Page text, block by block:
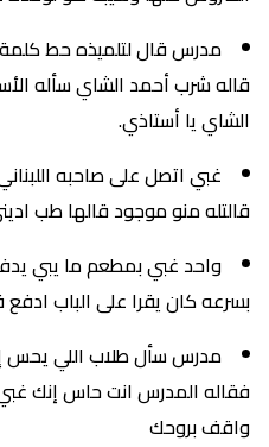
مدرس قال لتلميذه حط
قاله شرب أحمد الشاي سأله
الشاي يا أستاذي.
غبي اتصل على صاحبه
قالتله منو موجود قالها طب
واحد غبي بمطعم ما يبي
بسرعه كان يقرا على الباب
مدرس سأل طلاب اللي
فقاله المدرس انت حاس إنك
واقف بروحك